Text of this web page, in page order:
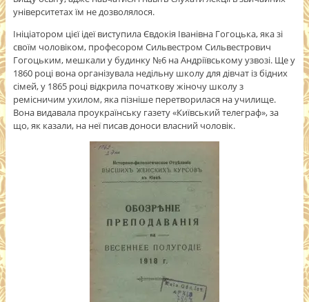
університетах їм не дозволялося.
Ініціатором цієї ідеї виступила Євдокія Іванівна Гогоцька, яка зі
своїм чоловіком, професором Сильвестром Сильвестрович
Гогоцьким, мешкали у будинку №6 на Андріївському узвозі. Ще у
1860 році вона організувала недільну школу для дівчат із бідних
сімей, у 1865 році відкрила початкову жіночу школу з
ремісничим ухилом, яка пізніше перетворилася на училище.
Вона видавала проукраїнську газету «Київський телеграф», за
що, як казали, на неї писав доноси власний чоловік.